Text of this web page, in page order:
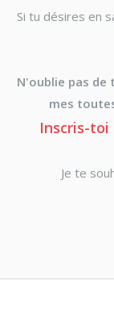
Si tu désires en
N'oublie pas
mes
Inscris-
Je te